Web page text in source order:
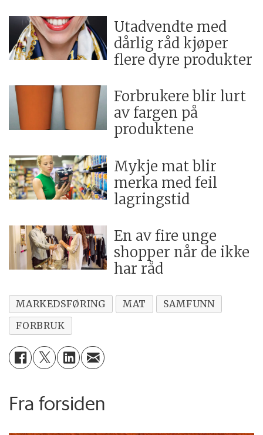
Utadvendte med
dårlig råd kjøper
flere dyre produkter
Forbrukere blir lurt
av fargen på
produktene
Mykje mat blir
merka med feil
lagringstid
En av fire unge
shopper når de ikke
har råd
MARKEDSFØRING MAT
SAMFUNN
FORBRUK
Fra forsiden